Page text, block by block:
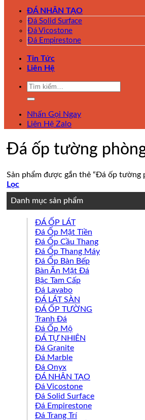
ĐÁ NHÂN TẠO
Đá Solid Surface
Đá Vicostone
Đá Empirestone
Tin Tức
Liên Hệ
Tìm
Nhấn Gọi Ngay
Liên Hệ Zalo
Đá ốp tường
Sản phẩm được gắn thẻ “Đá ốp tường
Lọc
Danh mục sản phẩm
ĐÁ ỐP LÁT
Đá Ốp Mặt Tiền
Đá Ốp Cầu Thang
Đá Ốp Thang Máy
Đá Ốp Bàn Bếp
Bàn Ăn Mặt Đá
Bậc Tam Cấp
Đá Lavabo
ĐÁ LÁT SÀN
ĐÁ ỐP TƯỜNG
Tranh Đá
Đá Ốp Mộ
ĐÁ TỰ NHIÊN
Đá Granite
Đá Marble
Đá Onyx
ĐÁ NHÂN TẠO
Đá Vicostone
Đá Solid Surface
Đá Empirestone
Đá Trang Trí